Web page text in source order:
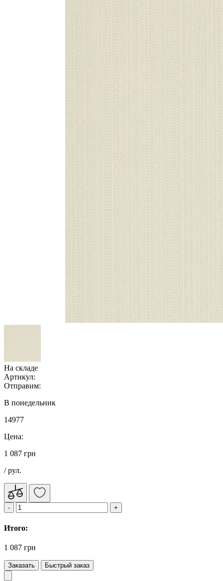
На складе
Артикул:
Отправим:
В понедельник
14977
Цена:
1 087 грн
/ рул.
Итого:
1 087 грн
Заказать Быстрый заказ